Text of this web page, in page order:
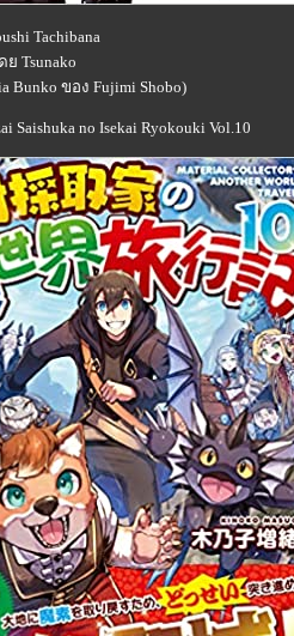
Tachibana
Tsunako
Bunko ของ Fujimi Shobo)
Saishuka no Isekai Ryokouki Vol.10